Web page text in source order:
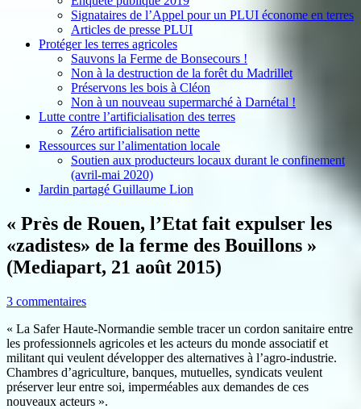
Signataires de l’Appel pour un PLUI économe en terres
Articles de presse PLUI
Protéger les terres agricoles
Sauvons la Ferme de Bonsecours !
Non à la destruction de la forêt du Madrillet
Préservons les bois à Cléon
Non à un nouveau supermarché à Darnétal !
Lutte contre l’artificialisation des terres
Zéro artificialisation nette
Ressources sur l’alimentation locale
Soutien aux producteurs locaux durant le confinement
(avril-mai 2020)
Jardin partagé Guillaume Lion
« Près de Rouen, l’Etat fait expulser les
«zadistes» de la ferme des Bouillons »
(Mediapart, 21 août 2015)
3 commentaires
« La Safer Haute-Normandie semble tracer un cordon sanitaire entre
les professionnels agricoles et les acteurs du monde associatif et
militant qui veulent développer des alternatives à l’agro-industrie.
Chambres d’agriculture, banques, mutuelles, syndicats veulent
préserver leur entre soi, imperméables aux demandes de ces
nouveaux acteurs ».